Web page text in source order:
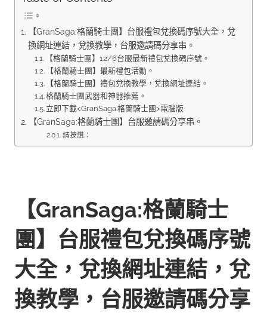
【GranSaga:格蘭騎士團】台服禮包兌換碼序號大全，兌
換網址連結，兌換教學，台服邀請碼分享串。
【格蘭騎士團】12/6台服最新禮包兌換碼序號。
【格蘭騎士團】最新禮包活動。
【格蘭騎士團】禮包兌換教學，兌換網址連結。
格蘭騎士團武器和神器推薦。
立即下載<GranSaga:格蘭騎士團>電腦版
【GranSaga:格蘭騎士團】台服邀請碼分享串。
請按讚：
【GranSaga:格蘭騎士
團】台服禮包兌換碼序號
大全，兌換網址連結，兌
換教學，台服邀請碼分享